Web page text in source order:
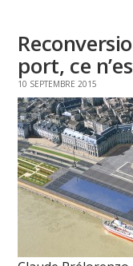
port, ce
10 SEPTEMBRE 2015